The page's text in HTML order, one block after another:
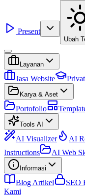
Present
Ubah
Layanan
Jasa Website
Karya & Aset
Portofolio
Tools AI
AI Visualizer AI
Instructions
AI Web
Informasi
Blog Artikel SEO
Kami